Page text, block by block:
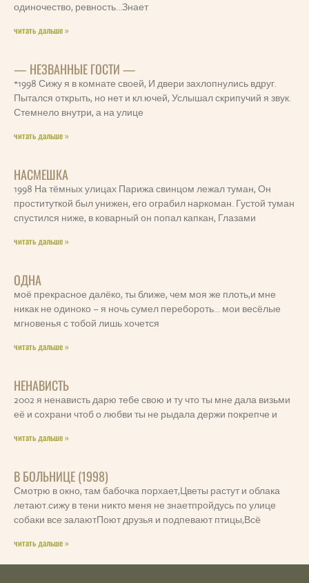
одиночество, ревность…Знает
читать дальше »
— НЕЗВАННЫЕ ГОСТИ —
*1998 Сижу я в комнате своей, И двери захлопнулись вдруг.
Пытался открыть, но нет и кл.ючей, Услышал скрипучий я звук.
Стемнело внутри, а на улице
читать дальше »
НАСМЕШКА
1998 На тёмных улицах Парижа свинцом лежал туман, Он
проституткой был унижен, его ограбил наркоман. Густой туман
спустился ниже, в коварный он попал капкан, Глазами
читать дальше »
ОДНА
моё прекрасное далёко, ты ближе, чем моя же плоть,и мне
никак не одиноко – я ночь сумел перебороть… мои весёлые
мгновенья с тобой лишь хочется
читать дальше »
НЕНАВИСТЬ
2002 я ненависть дарю тебе свою и ту что ты мне дала визьми
её и сохрани чтоб о любви ты не рыдала держи покрепче и
читать дальше »
В БОЛЬНИЦЕ (1998)
Смотрю в окно, там бабочка порхает,Цветы растут и облака
летают.сижу в тени никто меня не знаетпройдусь по улице
собаки все залаютПоют друзья и подпевают птицы,Всё
читать дальше »